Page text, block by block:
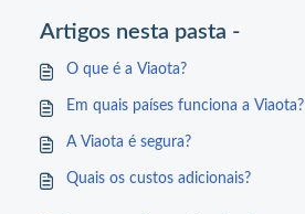
Artigos nesta pasta -
O que é a Viaota?
Em quais países funciona a Viaota?
A Viaota é segura?
Quais os custos adicionais?